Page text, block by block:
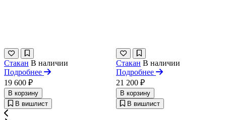
Стакан В наличии
Подробнее
19 600 ₽
В корзину
В вишлист
Стакан В наличии
Подробнее
21 200 ₽
В корзину
В вишлист